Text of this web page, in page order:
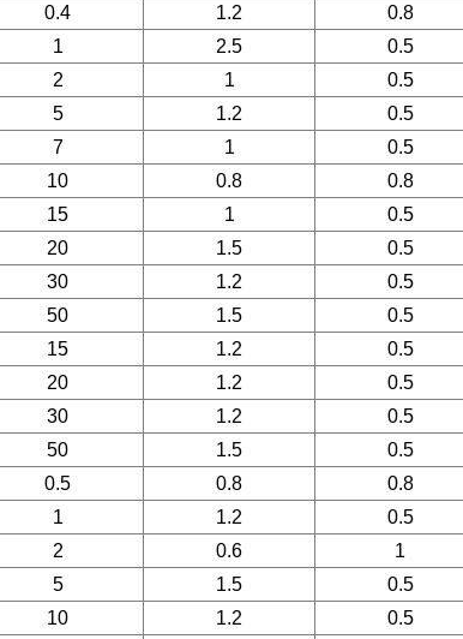
0.4 1.2 0.8
1 2.5 0.5
2 1 0.5
5 1.2 0.5
7 1 0.5
10 0.8 0.8
15 1 0.5
20 1.5 0.5
30 1.2 0.5
50 1.5 0.5
15 1.2 0.5
20 1.2 0.5
30 1.2 0.5
50 1.5 0.5
0.5 0.8 0.8
1 1.2 0.5
2 0.6 1
5 1.5 0.5
10 1.2 0.5